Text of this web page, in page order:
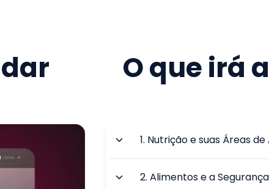
O que irá
1. Nutrição e suas Áreas
2.Alimentos e a